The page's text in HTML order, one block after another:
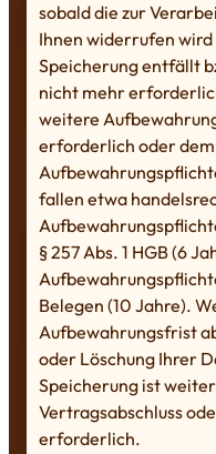
sobald die zur
Ihnen widerrufen
Speicherung entfällt
nicht mehr
weitere
erforderlich oder
fallen etwa
§ 257 Abs. 1 HGB (6
Belegen (10 Jahre).
Aufbewahrungsfrist
oder Löschung Ihrer
Speicherung ist
Vertragsabschluss
erforderlich.